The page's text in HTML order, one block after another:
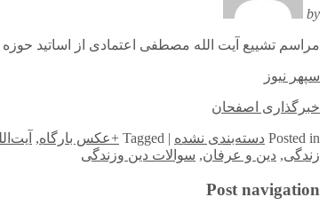
by
مراسم تشییع آیت الله مصطفی اعتمادی از اساتید
سپهر نیوز
خبرگذاری اصفحان
Posted in دسته‌بندی نشده |
Tagged +عکس بارگاه,
زندگی, دین و عرفان, سوالات دین وزندگی
Post navigation